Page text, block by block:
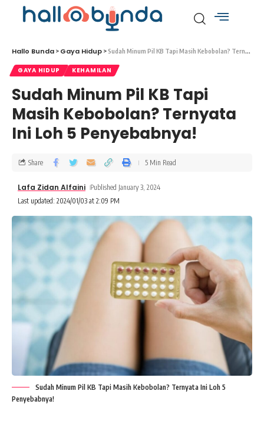
Hallo Bunda > Gaya Hidup >Sudah Minum Pil KB Tapi Masih Kebobolan? Ternyata Ini Loh 5 Penyebabnya!
GAYA HIDUP KEHAMILAN
Sudah Minum Pil KB Tapi
Masih Kebobolan? Ternyata
Ini Loh 5 Penyebabnya!
Last updated: 2024/01/03 at 2:09 PM
Lafa Zidan Alfaini Published January 3, 2024
Share 5 Min Read
Sudah Minum Pil KB Tapi Masih Kebobolan? Ternyata Ini Loh 5
Penyebabnya!